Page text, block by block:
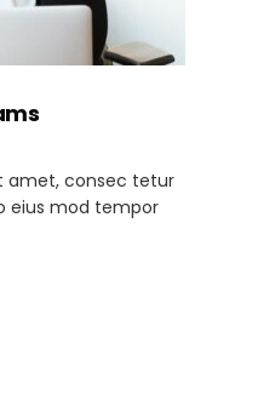
amet, consec tetur
eius mod tempor